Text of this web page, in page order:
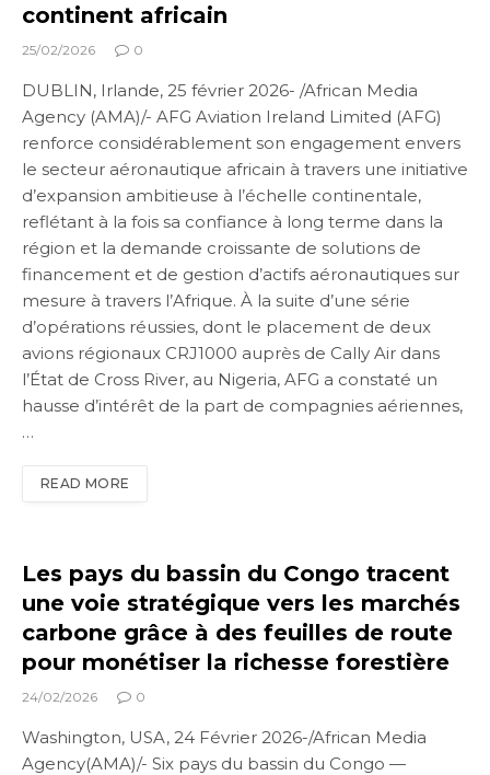
continent africain
25/02/2026 0
DUBLIN, Irlande, 25 février 2026- /African Media
Agency (AMA)/- AFG Aviation Ireland Limited (AFG)
renforce considérablement son engagement envers
le secteur aéronautique africain à travers une initiative
d’expansion ambitieuse à l’échelle continentale,
reflétant à la fois sa confiance à long terme dans la
région et la demande croissante de solutions de
financement et de gestion d’actifs aéronautiques sur
mesure à travers l’Afrique. À la suite d’une série
d’opérations réussies, dont le placement de deux
avions régionaux CRJ1000 auprès de Cally Air dans
l’État de Cross River, au Nigeria, AFG a constaté un
hausse d’intérêt de la part de compagnies aériennes,
…
READ MORE
Les pays du bassin du Congo tracent
une voie stratégique vers les marchés
carbone grâce à des feuilles de route
pour monétiser la richesse forestière
24/02/2026 0
Washington, USA, 24 Février 2026-/African Media
Agency(AMA)/- Six pays du bassin du Congo —